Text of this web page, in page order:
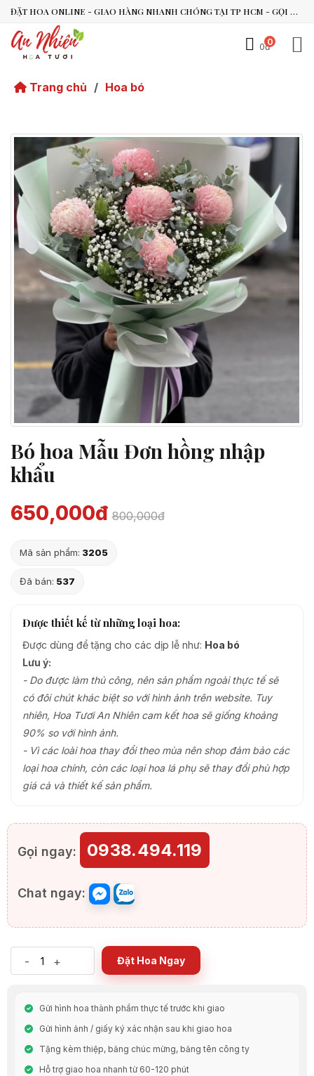
ĐẶT HOA ONLINE - GIAO HÀNG NHANH CHÓNG TẠI TP HCM - GỌI NGAY 0938.494.119 HOẶC 0899.492.909
0
0đ
Trang chủ / Hoa bó
Bó hoa Mẫu Đơn hồng nhập
khẩu
650,000đ 800,000đ
Mã sản phẩm: 3205
Đã bán: 537
Được thiết kế từ những loại hoa:
Được dùng để tặng cho các dịp lễ như: Hoa bó
Lưu ý:
- Do được làm thủ công, nên sản phẩm ngoài thực tế sẽ
có đôi chút khác biệt so với hình ảnh trên website. Tuy
nhiên, Hoa Tươi An Nhiên cam kết hoa sẽ giống khoảng
90% so với hình ảnh.
- Vì các loài hoa thay đổi theo mùa nên shop đảm bảo các
loại hoa chính, còn các loại hoa lá phụ sẽ thay đổi phù hợp
giá cả và thiết kế sản phẩm.
Gọi ngay: 0938.494.119
Chat ngay:
- + Đặt Hoa Ngay
Gửi hình hoa thành phẩm thực tế trước khi giao
Gửi hình ảnh / giấy ký xác nhận sau khi giao hoa
Tặng kèm thiệp, bảng chúc mừng, bảng tên công ty
Hỗ trợ giao hoa nhanh từ 60-120 phút
An Nhiên Flowers
Vừa xong
Bạn có thể để lại yêu cầu, mình sẽ phản hồi sớm.